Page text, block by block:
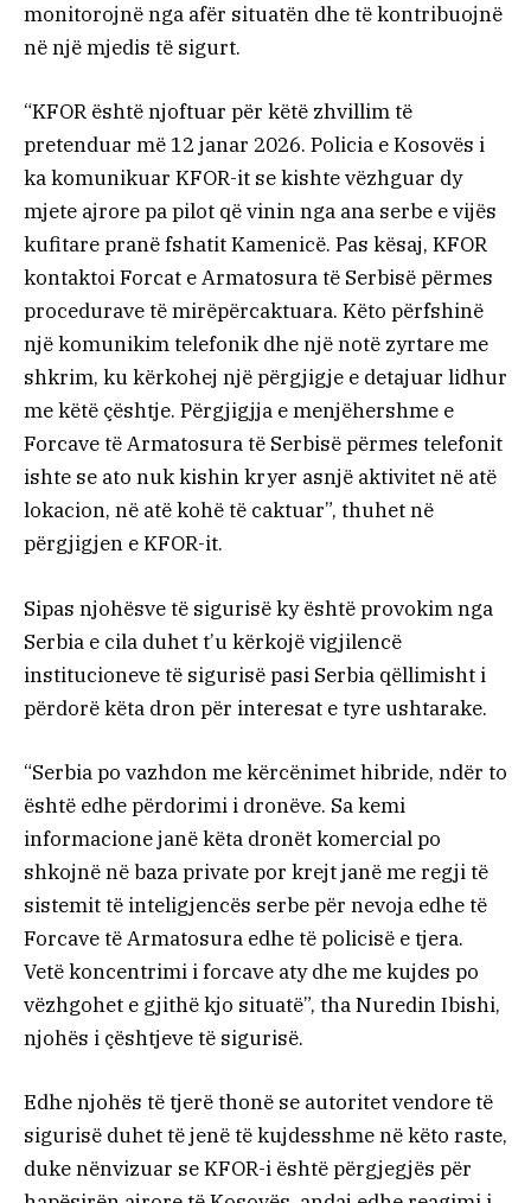
monitorojnë nga afër situatën dhe të kontribuojnë
në një mjedis të sigurt.
“KFOR është njoftuar për këtë zhvillim të
pretenduar më 12 janar 2026. Policia e Kosovës i
ka komunikuar KFOR-it se kishte vëzhguar dy
mjete ajrore pa pilot që vinin nga ana serbe e vijës
kufitare pranë fshatit Kamenicë. Pas kësaj, KFOR
kontaktoi Forcat e Armatosura të Serbisë përmes
procedurave të mirëpërcaktuara. Këto përfshinë
një komunikim telefonik dhe një notë zyrtare me
shkrim, ku kërkohej një përgjigje e detajuar lidhur
me këtë çështje. Përgjigjja e menjëhershme e
Forcave të Armatosura të Serbisë përmes telefonit
ishte se ato nuk kishin kryer asnjë aktivitet në atë
lokacion, në atë kohë të caktuar”, thuhet në
përgjigjen e KFOR-it.
Sipas njohësve të sigurisë ky është provokim nga
Serbia e cila duhet t’u kërkojë vigjilencë
institucioneve të sigurisë pasi Serbia qëllimisht i
përdorë këta dron për interesat e tyre ushtarake.
“Serbia po vazhdon me kërcënimet hibride, ndër to
është edhe përdorimi i dronëve. Sa kemi
informacione janë këta dronët komercial po
shkojnë në baza private por krejt janë me regji të
sistemit të inteligjencës serbe për nevoja edhe të
Forcave të Armatosura edhe të policisë e tjera.
Vetë koncentrimi i forcave aty dhe me kujdes po
vëzhgohet e gjithë kjo situatë”, tha Nuredin Ibishi,
njohës i çështjeve të sigurisë.
Edhe njohës të tjerë thonë se autoritet vendore të
sigurisë duhet të jenë të kujdesshme në këto raste,
duke nënvizuar se KFOR-i është përgjegjës për